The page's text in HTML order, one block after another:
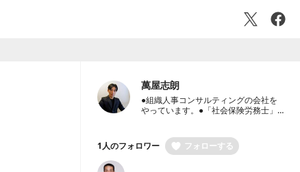
萬屋志朗
●組織人事コンサルティングの会社を
やっています。●「社会保険労務士」
保有●経営者のパートナーとして、経
営戦略・人事戦略のご相談から労働社
1人のフォロワー フォローする